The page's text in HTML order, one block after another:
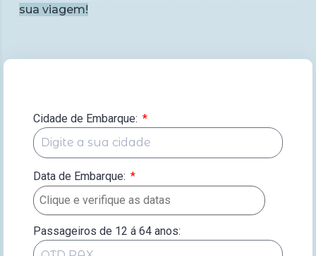
Cidade de Embarque:
Data de Embarque: *
Passageiros de 12 á 64 anos:
sua viagem!